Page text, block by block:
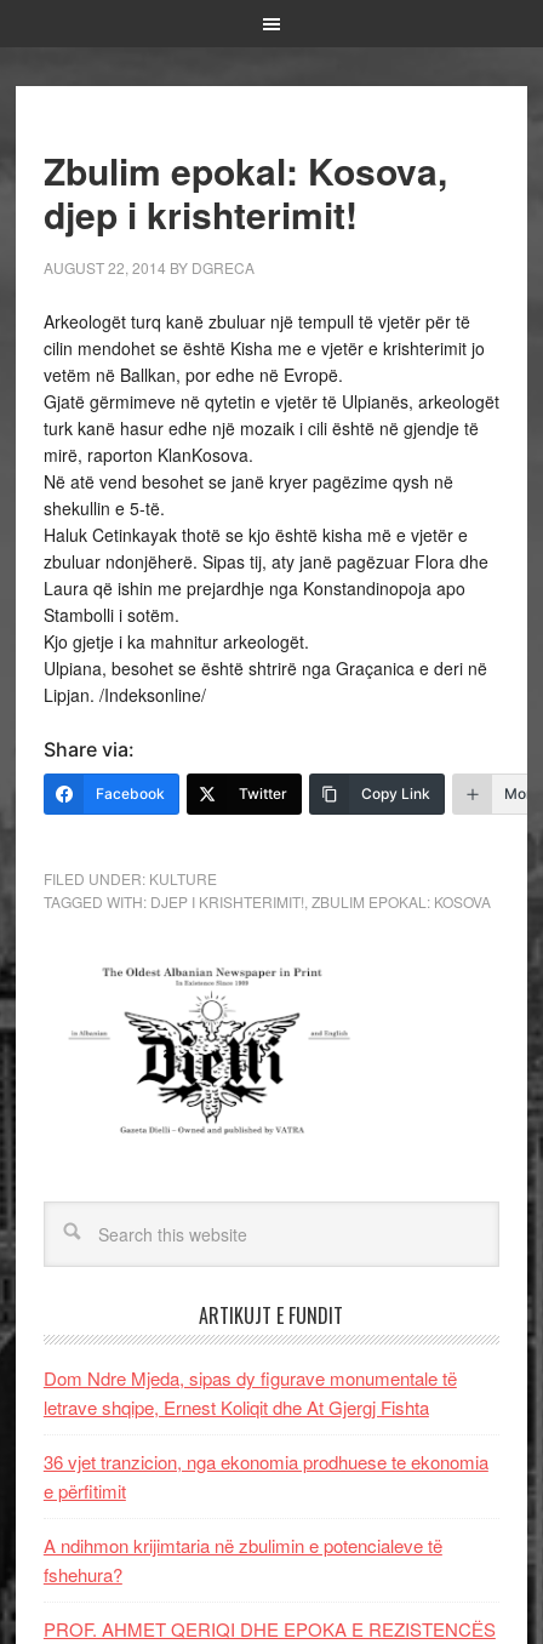
Zbulim epokal: Kosova,
djep i krishterimit!
AUGUST 22, 2014 BY DGRECA
Arkeologët turq kanë zbuluar një tempull të vjetër për të
cilin mendohet se është Kisha me e vjetër e krishterimit jo
vetëm në Ballkan, por edhe në Evropë.
Gjatë gërmimeve në qytetin e vjetër të Ulpianës, arkeologët
turk kanë hasur edhe një mozaik i cili është në gjendje të
mirë, raporton KlanKosova.
Në atë vend besohet se janë kryer pagëzime qysh në
shekullin e 5-të.
Haluk Cetinkayak thotë se kjo është kisha më e vjetër e
zbuluar ndonjëherë. Sipas tij, aty janë pagëzuar Flora dhe
Laura që ishin me prejardhje nga Konstandinopoja apo
Stambolli i sotëm.
Kjo gjetje i ka mahnitur arkeologët.
Ulpiana, besohet se është shtrirë nga Graçanica e deri në
Lipjan. /Indeksonline/
Share via:
Facebook Twitter Copy Link More
FILED UNDER: KULTURE
TAGGED WITH: DJEP I KRISHTERIMIT! ZBULIM EPOKAL: KOSOVA
ARTIKUJT E FUNDIT
Dom Ndre Mjeda, sipas dy figurave monumentale të
letrave shqipe, Ernest Koliqit dhe At Gjergj Fishta
36 vjet tranzicion, nga ekonomia prodhuese te ekonomia
e përfitimit
A ndihmon krijimtaria në zbulimin e potencialeve të
fshehura?
PROF. AHMET QERIQI DHE EPOKA E REZISTENCЁS